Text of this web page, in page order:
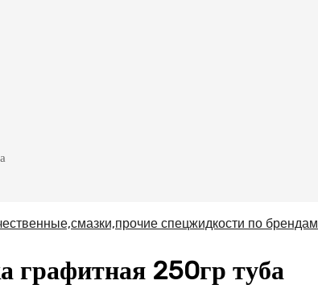
спецжидкости по брендам
графитная 250гр туба